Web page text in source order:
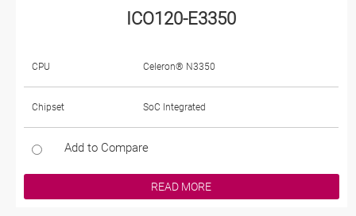
ICO120-E3350
CPU Celeron® N3350
Chipset SoC Integrated
Add to Compare
READ MORE